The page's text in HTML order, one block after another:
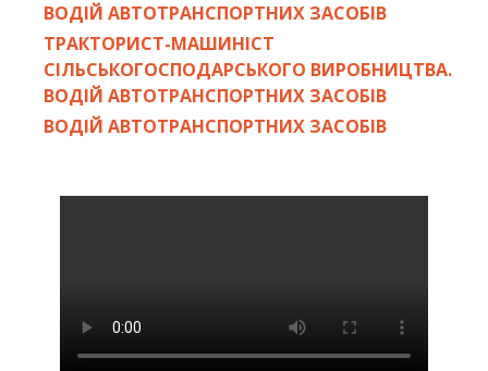
ВОДІЙ АВТОТРАНСПОРТНИХ ЗАСОБІВ
ТРАКТОРИСТ-МАШИНІСТ
СІЛЬСЬКОГОСПОДАРСЬКОГО ВИРОБНИЦТВА.
ВОДІЙ АВТОТРАНСПОРТНИХ ЗАСОБІВ
ВОДІЙ АВТОТРАНСПОРТНИХ ЗАСОБІВ